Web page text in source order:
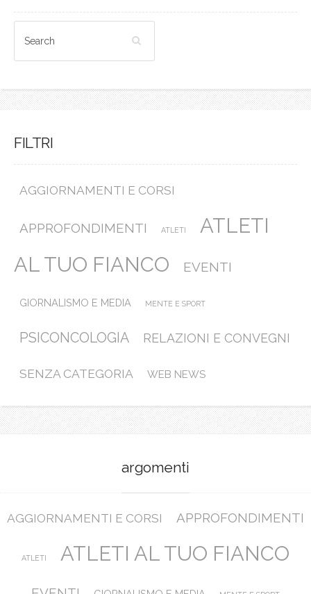
FILTRI
AGGIORNAMENTI E CORSI
APPROFONDIMENTI ATLETI
ATLETI
AL TUO FIANCO
EVENTI
GIORNALISMO E MEDIA MENTE E SPORT
PSICONCOLOGIA RELAZIONI E CONVEGNI
SENZA CATEGORIA WEB NEWS
argomenti
AGGIORNAMENTI E CORSI APPROFONDIMENTI
ATLETI ATLETI AL TUO FIANCO